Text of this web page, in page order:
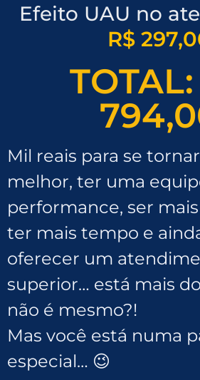
Efeito UAU no
R$
TOTAL:
Mil reais para se
melhor, ter uma
performance, ser
ter mais tempo e
oferecer um
superior… está mais
não é mesmo?!
Mas você está numa
especial… 😉